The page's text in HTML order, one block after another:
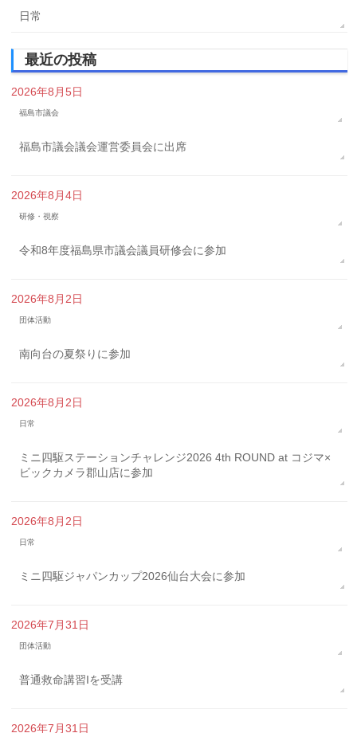
日常
最近の投稿
2026年8月5日
福島市議会
福島市議会議会運営委員会に出席
2026年8月4日
研修・視察
令和8年度福島県市議会議員研修会に参加
2026年8月2日
団体活動
南向台の夏祭りに参加
2026年8月2日
日常
ミニ四駆ステーションチャレンジ2026 4th ROUND at コジマ×
ビックカメラ郡山店に参加
2026年8月2日
日常
ミニ四駆ジャパンカップ2026仙台大会に参加
2026年7月31日
団体活動
普通救命講習Iを受講
2026年7月31日